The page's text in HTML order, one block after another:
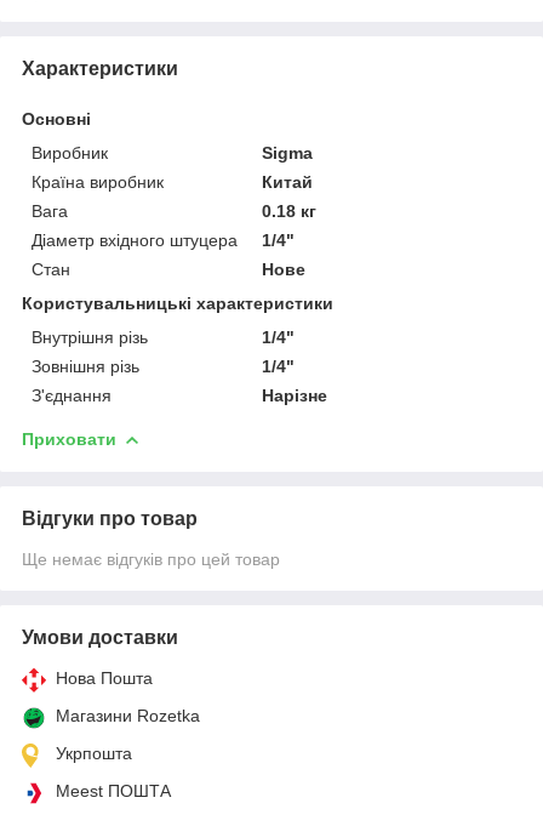
Характеристики
Основні
Виробник
Sigma
Країна виробник
Китай
Вага
0.18 кг
Діаметр вхідного штуцера
1/4"
Стан
Нове
Користувальницькі характеристики
Внутрішня різь
1/4"
Зовнішня різь
1/4"
З'єднання
Нарізне
Приховати
Відгуки про товар
Ще немає відгуків про цей товар
Умови доставки
Нова Пошта
Магазини Rozetka
Укрпошта
Meest ПОШТА